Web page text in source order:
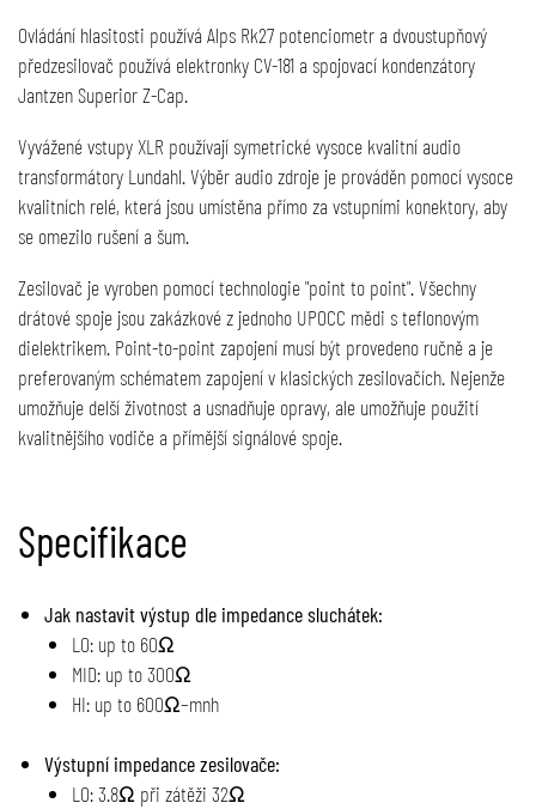
Ovládání hlasitosti používá Alps Rk27 potenciometr a dvoustupňový
předzesilovač používá elektronky CV-181 a spojovací kondenzátory
Jantzen Superior Z-Cap.
Vyvážené vstupy XLR používají symetrické vysoce kvalitní audio
transformátory Lundahl. Výběr audio zdroje je prováděn pomocí vysoce
kvalitních relé, která jsou umístěna přímo za vstupními konektory, aby
se omezilo rušení a šum.
Zesilovač je vyroben pomocí technologie "point to point". Všechny
drátové spoje jsou zakázkové z jednoho UPOCC mědi s teflonovým
dielektrikem. Point-to-point zapojení musí být provedeno ručně a je
preferovaným schématem zapojení v klasických zesilovačích. Nejenže
umožňuje delší životnost a usnadňuje opravy, ale umožňuje použití
kvalitnějšího vodiče a přímější signálové spoje.
Specifikace
Jak nastavit výstup dle impedance sluchátek:
LO: up to 60Ω
MID: up to 300Ω
HI: up to 600Ω–mnh
Výstupní impedance zesilovače:
LO: 3.8Ω při zátěži 32Ω